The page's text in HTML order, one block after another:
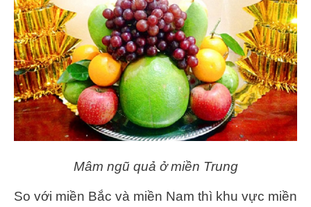
Mâm ngũ quả ở miền Trung
So với miền Bắc và miền Nam thì khu vực miền